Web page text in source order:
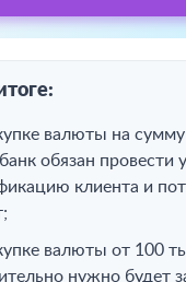
валюты на
обязан
клиента и
валюты от 100
нужно будет